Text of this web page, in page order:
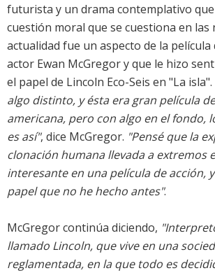
futurista y un drama contemplativo
cuestión moral que se cuestiona en las
actualidad fue un aspecto de la
actor Ewan McGregor y que le hizo
el papel de Lincoln Eco-Seis en "La isla".
algo distinto, y ésta era gran película
americana, pero con algo en el fondo,
es así", dice McGregor. "Pensé que la
clonación humana llevada a extremos
interesante en una película de acción,
papel que no he hecho antes".
McGregor continúa diciendo,
llamado Lincoln, que vive en una
reglamentada, en la que todo es